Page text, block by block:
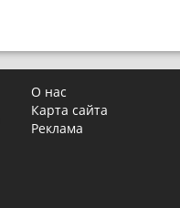
О нас
Карта сайта
Реклама